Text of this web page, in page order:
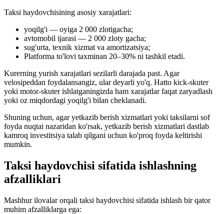
Taksi haydovchisining asosiy xarajatlari:
yoqilg'i — oyiga 2 000 zlotigacha;
avtomobil ijarasi — 2 000 zloty gacha;
sug'urta, texnik xizmat va amortizatsiya;
Platforma to'lovi taxminan 20–30% ni tashkil etadi.
Kurerning yurish xarajatlari sezilarli darajada past. Agar
velosipeddan foydalansangiz, ular deyarli yo'q. Hatto kick-skuter
yoki motor-skuter ishlatganingizda ham xarajatlar faqat zaryadlash
yoki oz miqdordagi yoqilg'i bilan cheklanadi.
Shuning uchun, agar yetkazib berish xizmatlari yoki taksilarni sof
foyda nuqtai nazaridan ko'rsak, yetkazib berish xizmatlari dastlab
kamroq investitsiya talab qilgani uchun ko'proq foyda keltirishi
mumkin.
Taksi haydovchisi sifatida ishlashning
afzalliklari
Mashhur ilovalar orqali taksi haydovchisi sifatida ishlash bir qator
muhim afzalliklarga ega: